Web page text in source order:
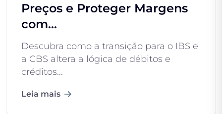
Preços e Proteger Margens
com...
Descubra como a transição para o IBS e
a CBS altera a lógica de débitos e
créditos...
Leia mais